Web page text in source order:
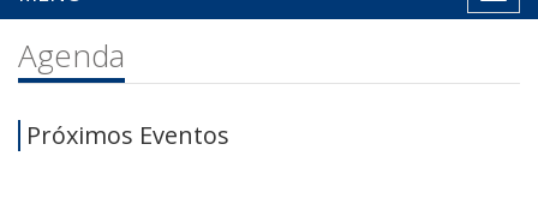
Agenda
Próximos Eventos